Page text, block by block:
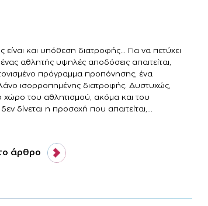
και υπόθεση διατροφής... Για να πετύχει
αθλητής υψηλές αποδόσεις απαιτείται,
πρόγραμμα προπόνησης, ένα
ισορροπημένης διατροφής. Δυστυχώς,
χώρο του αθλητισμού, ακόμα και του
δίνεται η προσοχή που απαιτείται,...
άρθρο